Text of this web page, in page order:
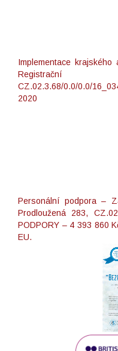
Implementace
CZ.02.3.68/0.0/0.0/
2020
Personální podpora –
Prodloužená 283,
PODPORY – 4 393 860
EU.